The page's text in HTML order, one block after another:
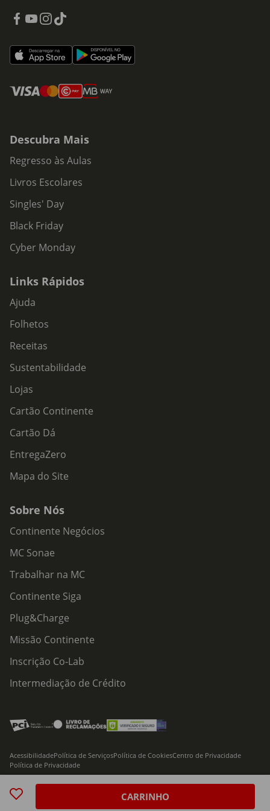
CARRINHO
Descubra Mais
Regresso às Aulas
Livros Escolares
Singles' Day
Black Friday
Cyber Monday
Links Rápidos
Ajuda
Folhetos
Receitas
Sustentabilidade
Lojas
Cartão Continente
Cartão Dá
EntregaZero
Mapa do Site
Sobre Nós
Continente Negócios
MC Sonae
Trabalhar na MC
Continente Siga
Plug&Charge
Missão Continente
Inscrição Co-Lab
Intermediação de Crédito
© 2026 Modelo Continente Hipermercados, S.A. Todos os direitos reservados
AcessibilidadePolítica de ServiçosPolítica de CookiesCentro de Privacidade
Política de Privacidade